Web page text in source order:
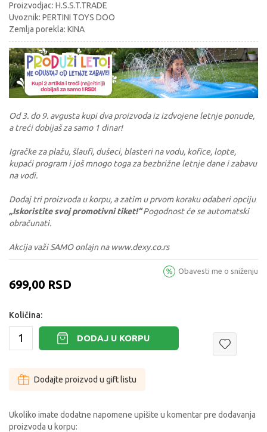
Proizvodjac: H.S.S.T.TRADE
Uvoznik: PERTINI TOYS DOO
Zemlja porekla: KINA
Od 3. do 9. avgusta kupi dva proizvoda iz izdvojene letnje ponude,
a treći dobijaš za samo 1 dinar!
Igračke za plažu, šlaufi, dušeci, blasteri na vodu, kofice, lopte,
kupaći program i još mnogo toga za bezbrižne letnje dane i zabavu
na vodi.
Dodaj tri proizvoda u korpu, a zatim u prvom koraku odaberi opciju
„Iskoristite svoj promotivni tiket!“Pogodnost će se automatski
obračunati.
Akcija važi SAMO onlajn na www.dexy.co.rs
699,00 RSD
Obavesti me o sniženju
Količina:
DODAJ U KORPU
Dodajte proizvod u gift listu
Ukoliko imate dodatne napomene upišite u komentar pre dodavanja
proizvoda u korpu: